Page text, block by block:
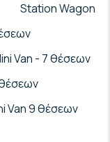
Station Wagon
Van - 7 θέσεων
Van 9 θέσεων